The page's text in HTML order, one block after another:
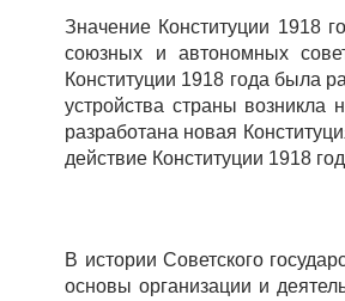
Значение Конституции 1918
союзных и автономных
Конституции 1918 года была
устройства страны возникла
разработана новая
действие Конституции 1918
В истории Советского
основы организации и